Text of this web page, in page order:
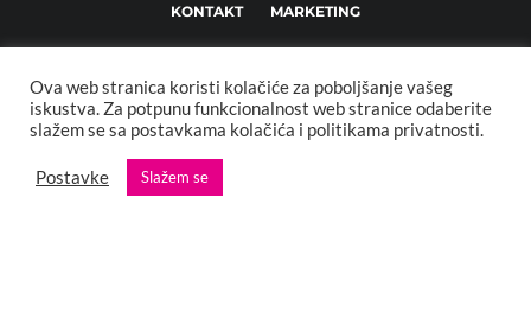
KONTAKT MARKETING
IMPRESSUM O NAMA
Copyright © 2013 - 2025 FBL creative. Sva prava zadržana. Developed by:
XStreamThemes
Ova web stranica koristi kolačiće za poboljšanje vašeg
iskustva. Za potpunu funkcionalnost web stranice odaberite
slažem se sa postavkama kolačića i politikama privatnosti.
Postavke Slažem se